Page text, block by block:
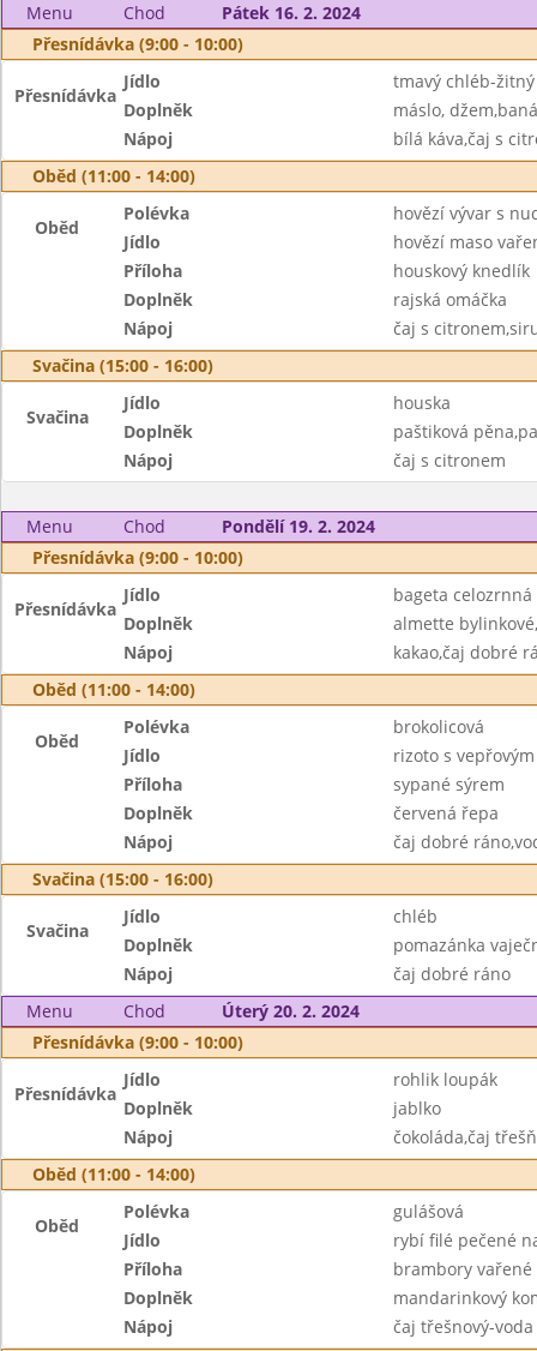
Menu
Chod
Pátek 16. 2. 2024
Přesnídávka (9:00 - 10:00)
Přesnídávka
Jídlo
tmavý chléb-žitný
Doplněk
máslo,
Nápoj
bílá káva,čaj s
Oběd (11:00 - 14:00)
Oběd
Polévka
hovězí vývar s
Jídlo
hovězí maso
Příloha
houskový knedlík
Doplněk
rajská omáčka
Nápoj
čaj s
Svačina (15:00 - 16:00)
Svačina
Jídlo
houska
Doplněk
paštiková
Nápoj
čaj s citronem
Menu Chod
Pondělí 19. 2. 2024
Přesnídávka (9:00 - 10:00)
Přesnídávka
Jídlo
bageta celozrnná
Doplněk
almette
Nápoj
kakao,čaj dobré
Oběd (11:00 - 14:00)
Oběd
Polévka
brokolicová
Jídlo
rizoto s
Příloha
sypané sýrem
Doplněk
červená řepa
Nápoj
čaj dobré
Svačina (15:00 - 16:00)
Svačina
Jídlo
chléb
Doplněk
pomazánka
Nápoj
čaj dobré ráno
Menu
Chod
Úterý 20. 2. 2024
Přesnídávka (9:00 - 10:00)
Přesnídávka
Jídlo
rohlik loupák
Doplněk
jablko
Nápoj
čokoláda,čaj
Oběd (11:00 - 14:00)
Oběd
Polévka
gulášová
Jídlo
rybí filé pečené
Příloha
brambory vařené
Doplněk
mandarinkový
Nápoj
čaj třešnový-